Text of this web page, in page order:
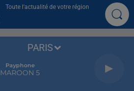
Toute l'actualité de votre région
Payphone
MAROON 5
PARIS